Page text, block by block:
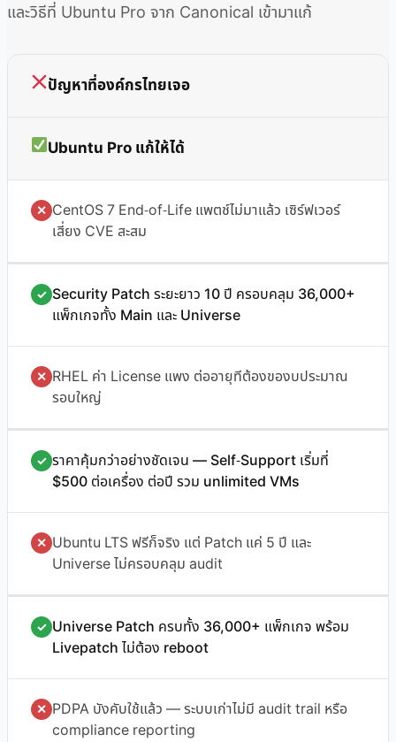
และวิธีที่ Ubuntu Pro จาก Canonical เข้ามาแก้
ปัญหาที่องค์กรไทยเจอ
Ubuntu Pro แก้ให้ได้
✕ CentOS 7 End-of-Life แพตช์ไม่มาแล้ว เซิร์ฟเวอร์
เสี่ยง CVE สะสม
✓ Security Patch ระยะยาว 10 ปี ครอบคลุม 36,000+
แพ็กเกจทั้ง Main และ Universe
✕ RHEL ค่า License แพง ต่ออายุทีต้องของบประมาณ
รอบใหญ่
✓ ราคาคุ้มกว่าอย่างชัดเจน — Self-Support เริ่มที่
$500 ต่อเครื่อง ต่อปี รวม unlimited VMs
✕ Ubuntu LTS ฟรีก็จริง แต่ Patch แค่ 5 ปี และ
Universe ไม่ครอบคลุม audit
✓ Universe Patch ครบทั้ง 36,000+ แพ็กเกจ พร้อม
Livepatch ไม่ต้อง reboot
✕ PDPA บังคับใช้แล้ว — ระบบเก่าไม่มี audit trail หรือ
compliance reporting